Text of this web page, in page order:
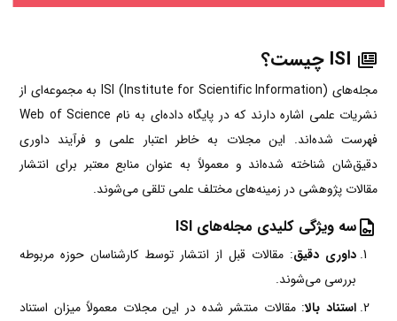
مجله‌های ISI (Institute for Scientific Information) به مجموعه‌ای از
نشریات علمی اشاره دارند که در پایگاه داده‌ای به نام Web of Science
فهرست شده‌اند. این مجلات به خاطر اعتبار علمی و فرآیند داوری
دقیق‌شان شناخته شده‌اند و معمولاً به عنوان منابع معتبر برای انتشار
مقالات پژوهشی در زمینه‌های مختلف علمی تلقی می‌شوند.
سه ویژگی کلیدی مجله‌های ISI
داوری دقیق: مقالات قبل از انتشار توسط کارشناسان حوزه مربوطه
بررسی می‌شوند.
استناد بالا: مقالات منتشر شده در این مجلات معمولاً میزان استناد